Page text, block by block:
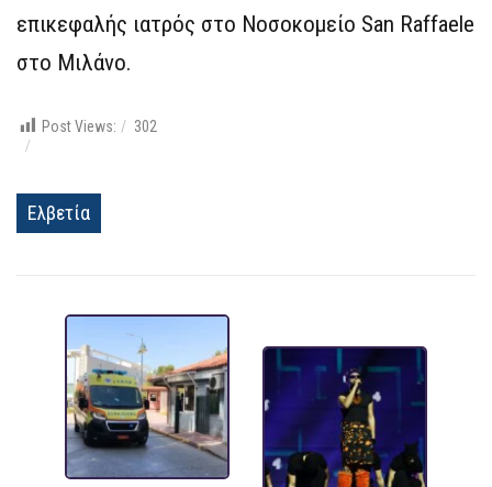
επικεφαλής ιατρός στο Νοσοκομείο San Raffaele
στο Μιλάνο.
Post Views: 302
Ελβετία